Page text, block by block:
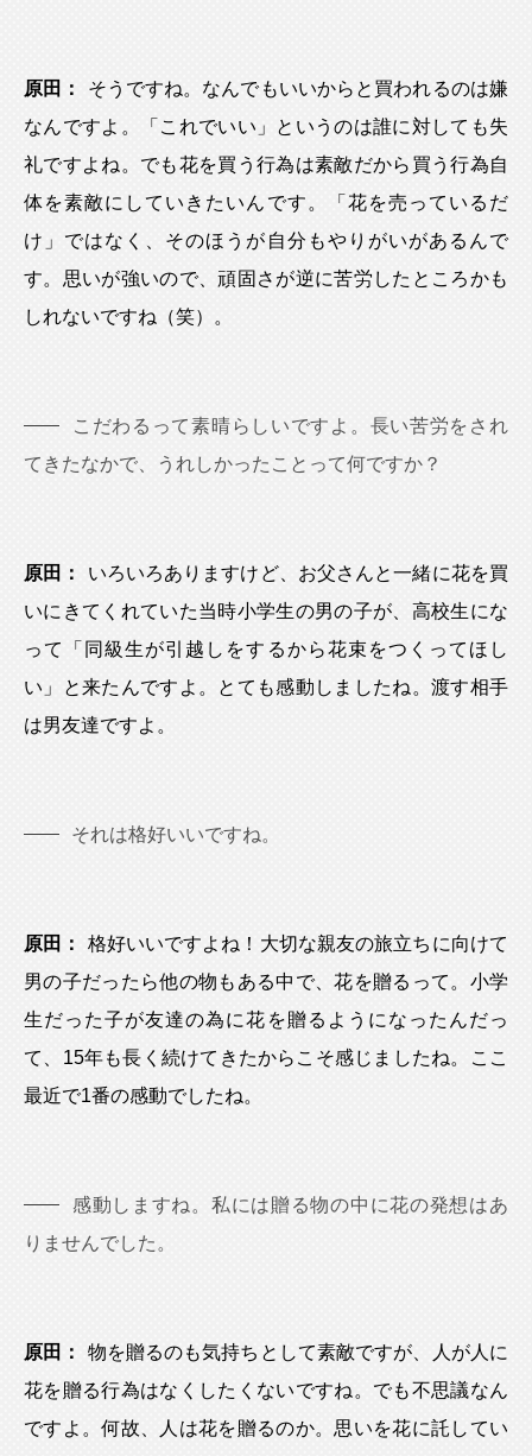
原田：
そうですね。なんでもいいからと買われるのは嫌
なんですよ。「これでいい」というのは誰に対しても失
礼ですよね。でも花を買う行為は素敵だから買う行為自
体を素敵にしていきたいんです。「花を売っているだ
け」ではなく、そのほうが自分もやりがいがあるんで
す。思いが強いので、頑固さが逆に苦労したところかも
しれないですね（笑）。
こだわるって素晴らしいですよ。長い苦労をされ
てきたなかで、うれしかったことって何ですか？
原田：
いろいろありますけど、お父さんと一緒に花を買
いにきてくれていた当時小学生の男の子が、高校生にな
って「同級生が引越しをするから花束をつくってほし
い」と来たんですよ。とても感動しましたね。渡す相手
は男友達ですよ。
それは格好いいですね。
原田：
格好いいですよね！大切な親友の旅立ちに向けて
男の子だったら他の物もある中で、花を贈るって。小学
生だった子が友達の為に花を贈るようになったんだっ
て、15年も長く続けてきたからこそ感じましたね。ここ
最近で1番の感動でしたね。
感動しますね。私には贈る物の中に花の発想はあ
りませんでした。
原田：
物を贈るのも気持ちとして素敵ですが、人が人に
花を贈る行為はなくしたくないですね。でも不思議なん
ですよ。何故、人は花を贈るのか。思いを花に託してい